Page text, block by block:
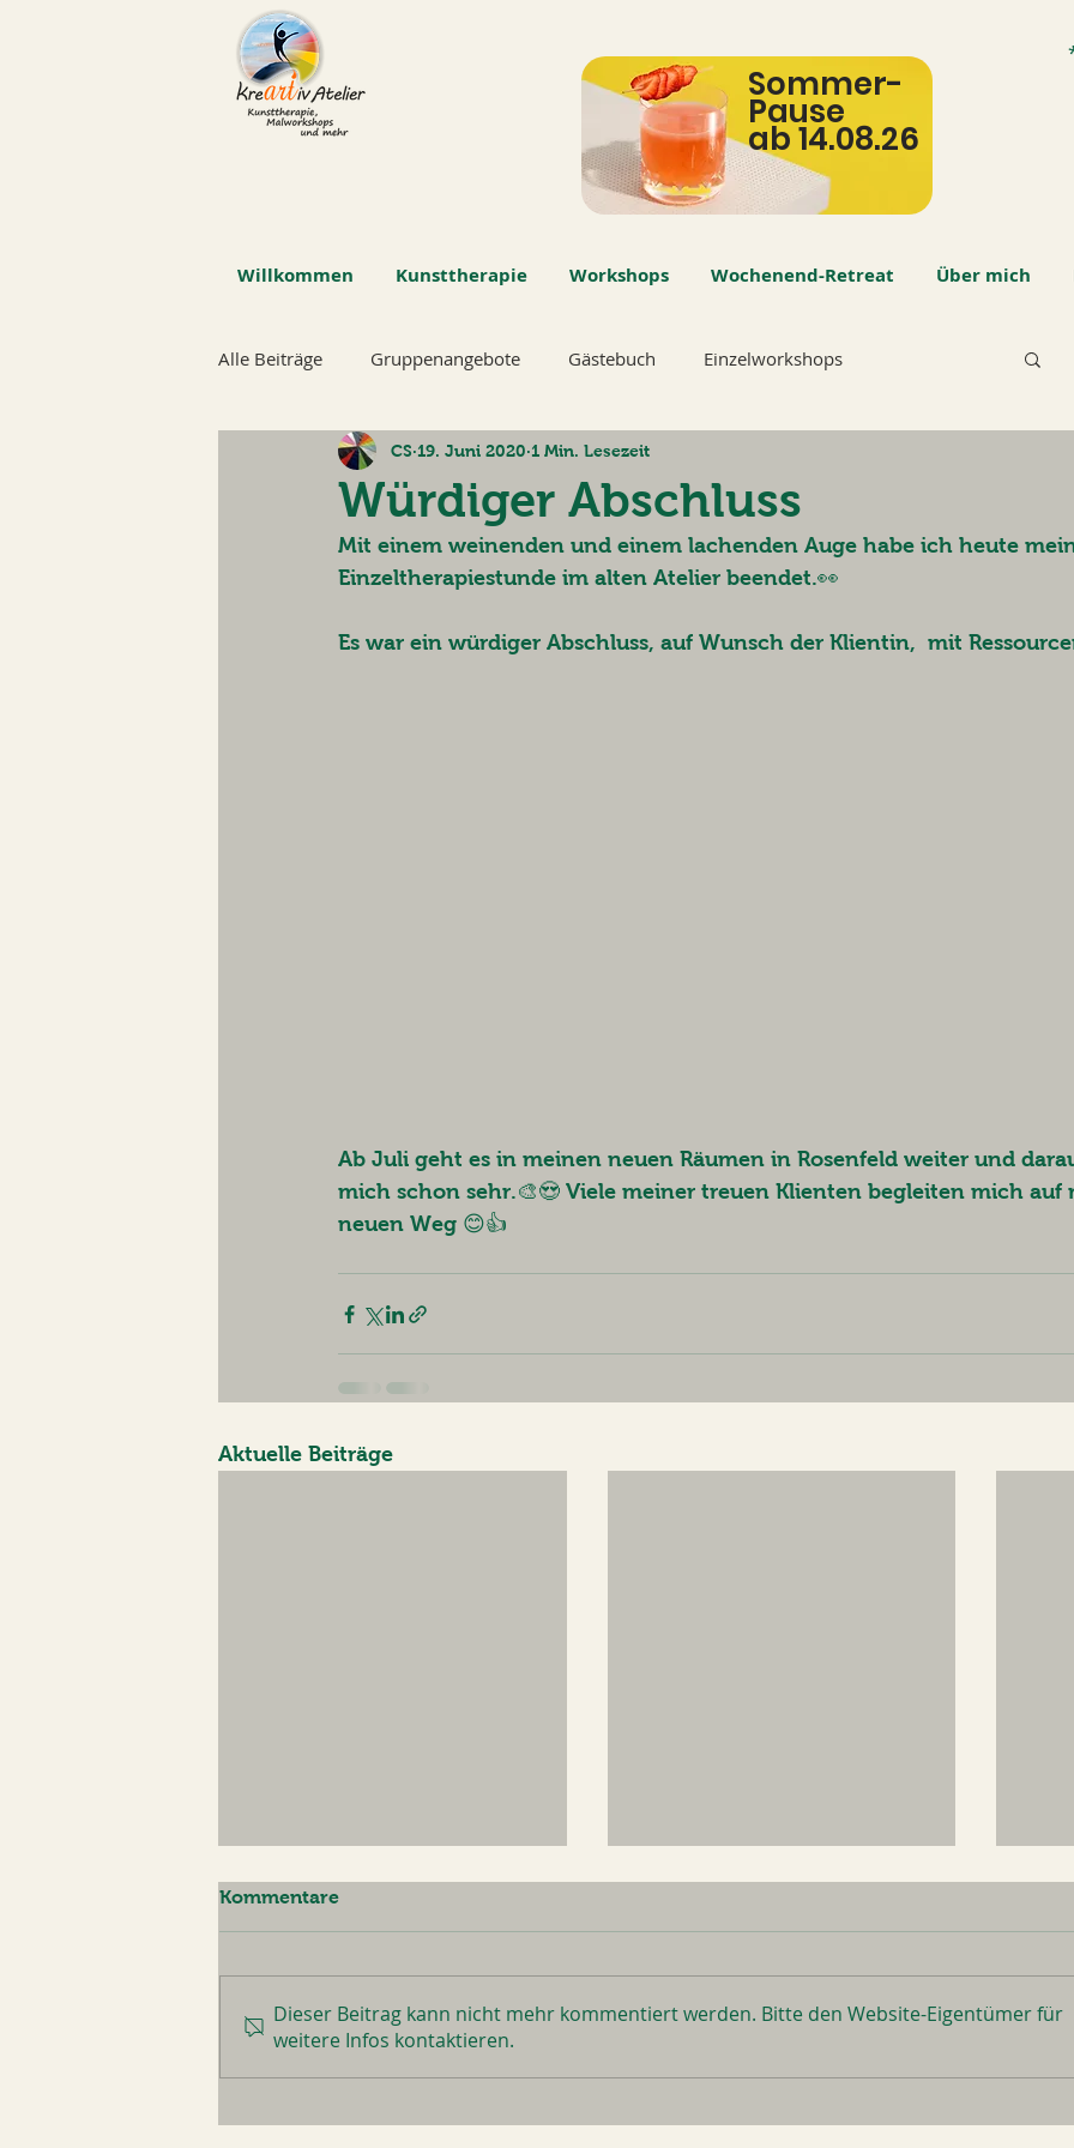
Sommer-
Pause
ab 14.08.26
Willkommen Kunsttherapie Workshops Wochenend-Retreat Über mich
Alle Beiträge Gruppenangebote Gästebuch Einzelworkshops
Würdiger Abschluss
CS 19. Juni 2020 1 Min. Lesezeit
Mit einem weinenden und einem lachenden Auge habe ich heute
Einzeltherapiestunde im alten Atelier beendet.👀
Es war ein würdiger Abschluss, auf Wunsch der Klientin,  mit
Ab Juli geht es in meinen neuen Räumen in Rosenfeld weiter und
mich schon sehr.🎨😍 Viele meiner treuen Klienten begleiten mich auf
neuen Weg 😊👍
Aktuelle Beiträge
Sommerpause 2026
REALTALK über mich für
Hej,
Kommentare
Dieser Beitrag kann nicht mehr kommentiert werden. Bitte den Website-Eigentümer für
weitere Infos kontaktieren.